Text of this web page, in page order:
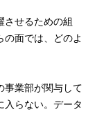
せるための組
面では、どのよ
業部が関与して
入らない。データ